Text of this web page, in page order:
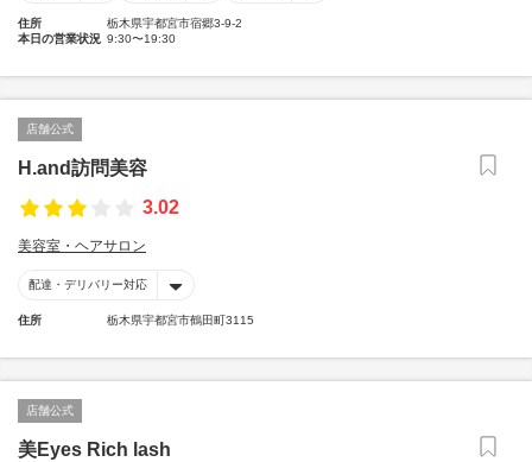
住所
栃木県宇都宮市宿郷3-9-2
本日の営業状況 9:30〜19:30
店舗公式
H.and訪問美容
3.02
美容室・ヘアサロン
配達・デリバリー対応
住所 栃木県宇都宮市鶴田町3115
店舗公式
美Eyes Rich lash